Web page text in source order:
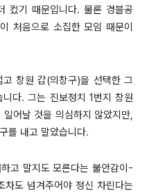
컸기 때문입니다. 물론 경블공
처음으로 소집한 모임 때문이
창원 갑(의창구)을 선택한 그
다. 그는 진보정치 1번지 창원
어날 것을 의심하지 않았지만,
를 내고 말았습니다.
고 말지도 모른다는 불안감이-
차도 넘겨주어야 정신 차린다는